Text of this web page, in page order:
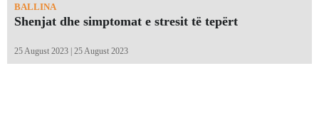
BALLINA
Shenjat dhe simptomat e stresit të tepërt
25 August 2023 | 25 August 2023